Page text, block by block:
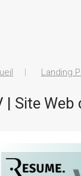
Landing
| Site